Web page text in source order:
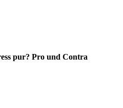
pur? Pro und Contra